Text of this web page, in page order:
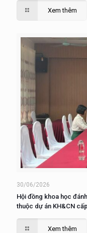
Xem thêm
30/06/2026
Hội đồng khoa học
thuộc dự án KH&CN
Xem thêm